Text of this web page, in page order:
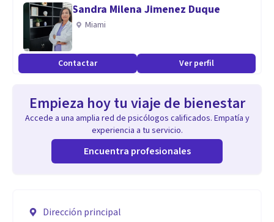
Sandra Milena Jimenez Duque
Miami
Contactar Ver perfil
Empieza hoy tu viaje de bienestar
Accede a una amplia red de psicólogos calificados. Empatía y
experiencia a tu servicio.
Encuentra profesionales
Dirección principal